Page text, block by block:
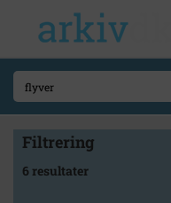
Filtrering
6 resultater